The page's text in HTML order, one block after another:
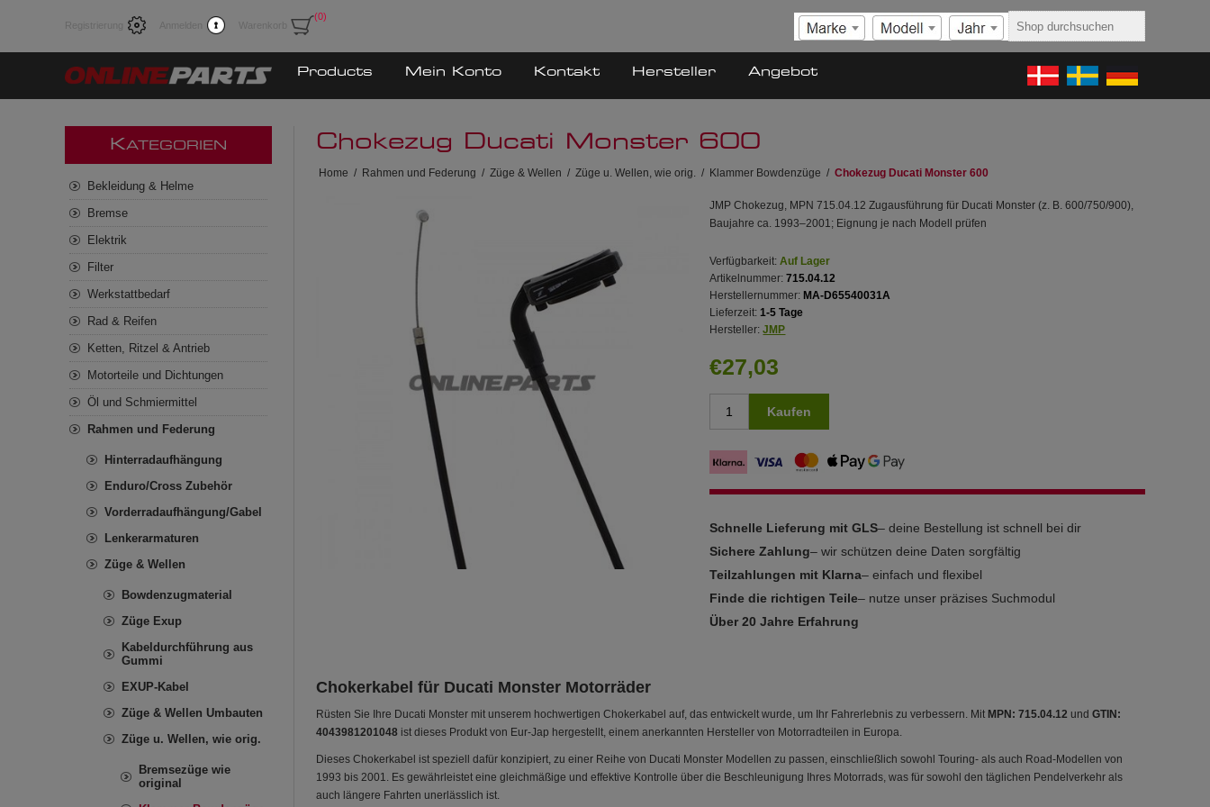
Registrierung Anmelden Warenkorb
(0)
Products Mein Konto Kontakt Hersteller Angebot
Chokezug Ducati Monster 600
Home / Rahmen und Federung / Züge & Wellen / Züge u. Wellen, wie orig. / Klammer Bowdenzüge / Chokezug Ducati Monster 600
JMP Chokezug, MPN 715.04.12 Zugausführung für Ducati Monster (z. B. 600/750/900),
Baujahre ca. 1993–2001; Eignung je nach Modell prüfen
Verfügbarkeit: Auf Lager
Artikelnummer: 715.04.12
Herstellernummer: MA-D65540031A
Lieferzeit: 1-5 Tage
Hersteller: JMP
€27,03
Kaufen
Schnelle Lieferung mit GLS– deine Bestellung ist schnell bei dir
Sichere Zahlung– wir schützen deine Daten sorgfältig
Teilzahlungen mit Klarna– einfach und flexibel
Finde die richtigen Teile– nutze unser präzises Suchmodul
Über 20 Jahre Erfahrung
Chokerkabel für Ducati Monster Motorräder
Rüsten Sie Ihre Ducati Monster mit unserem hochwertigen Chokerkabel auf, das entwickelt wurde, um Ihr Fahrerlebnis zu verbessern. Mit MPN: 715.04.12 und GTIN:
4043981201048 ist dieses Produkt von Eur-Jap hergestellt, einem anerkannten Hersteller von Motorradteilen in Europa.
Dieses Chokerkabel ist speziell dafür konzipiert, zu einer Reihe von Ducati Monster Modellen zu passen, einschließlich sowohl Touring- als auch Road-Modellen von
1993 bis 2001. Es gewährleistet eine gleichmäßige und effektive Kontrolle über die Beschleunigung Ihres Motorrads, was für sowohl den täglichen Pendelverkehr als
auch längere Fahrten unerlässlich ist.
KATEGORIEN
Bekleidung & Helme
Bremse
Elektrik
Filter
Werkstattbedarf
Rad & Reifen
Ketten, Ritzel & Antrieb
Motorteile und Dichtungen
Öl und Schmiermittel
Rahmen und Federung
Hinterradaufhängung
Enduro/Cross Zubehör
Vorderradaufhängung/Gabel
Lenkerarmaturen
Züge & Wellen
Bowdenzugmaterial
Züge Exup
Kabeldurchführung aus
Gummi
EXUP-Kabel
Züge & Wellen Umbauten
Züge u. Wellen, wie orig.
Bremsezüge wie
original